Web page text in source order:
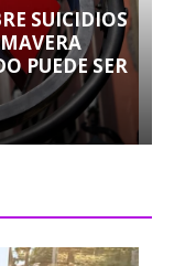
SUICIDIOS
PUEDE SER